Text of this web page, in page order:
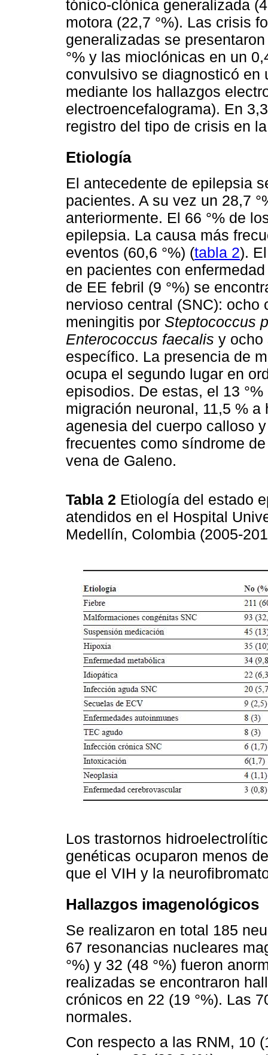
tónico-clónica generalizada
motora (22,7 °%). Las crisis
generalizadas se
°% y las mioclónicas en un
convulsivo se diagnosticó en
mediante los hallazgos
electroencefalograma). En
registro del tipo de crisis en
Etiología
El antecedente de epilepsia
pacientes. A su vez un 28,7
anteriormente. El 66 °% de
epilepsia. La causa más
eventos (60,6 °%) (tabla 2).
en pacientes con
de EE febril (9 °%) se
nervioso central (SNC):
meningitis por Steptococcus
Enterococcus faecalis y ocho
específico. La presencia de
ocupa el segundo lugar en
episodios. De estas, el 13
migración neuronal, 11,5 %
agenesia del cuerpo calloso
frecuentes como síndrome
vena de Galeno.
Tabla 2 Etiología del estado
atendidos en el Hospital
Medellín, Colombia (2005-
Los trastornos
genéticas ocuparon menos
que el VIH y la
Hallazgos imagenológicos
Se realizaron en total 185
67 resonancias nucleares
°%) y 32 (48 °%) fueron
realizadas se encontraron
crónicos en 22 (19 °%). Las
normales.
Con respecto a las RNM, 10